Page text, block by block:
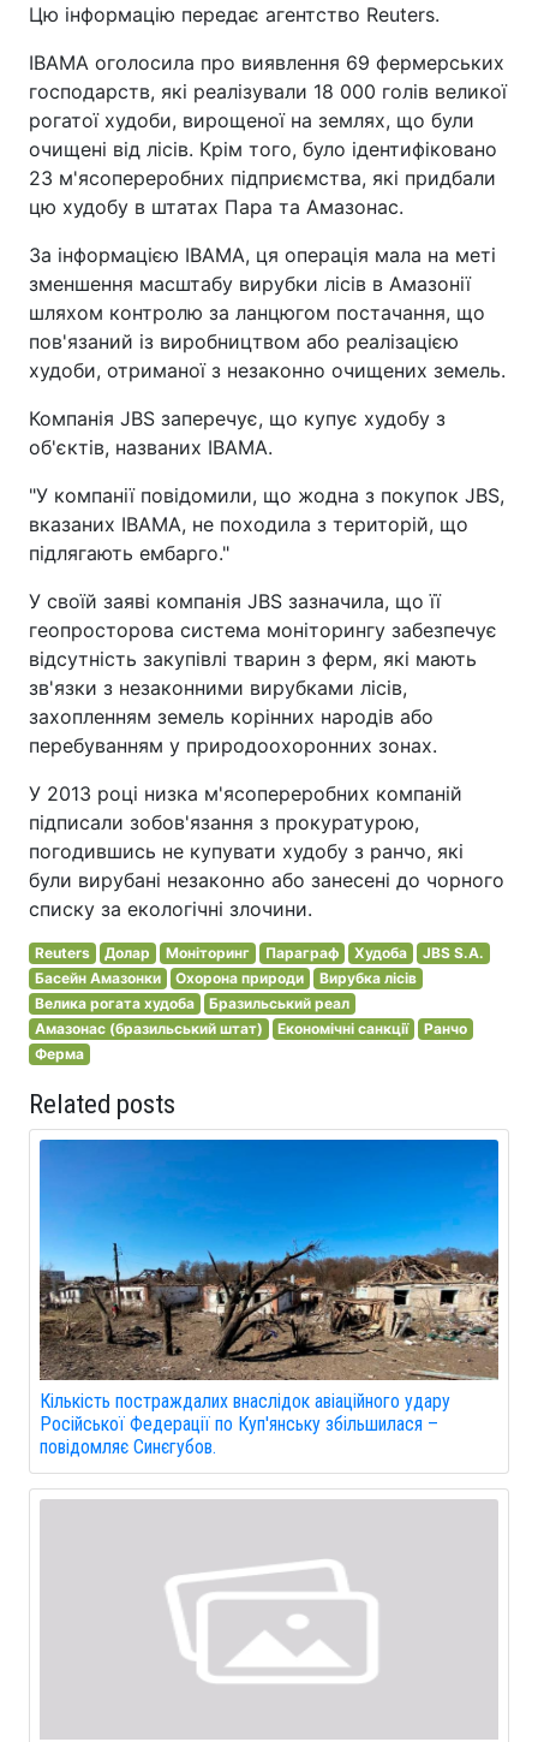
Цю інформацію передає агентство Reuters.
IBAMA оголосила про виявлення 69 фермерських
господарств, які реалізували 18 000 голів великої
рогатої худоби, вирощеної на землях, що були
очищені від лісів. Крім того, було ідентифіковано
23 м'ясопереробних підприємства, які придбали
цю худобу в штатах Пара та Амазонас.
За інформацією IBAMA, ця операція мала на меті
зменшення масштабу вирубки лісів в Амазонії
шляхом контролю за ланцюгом постачання, що
пов'язаний із виробництвом або реалізацією
худоби, отриманої з незаконно очищених земель.
Компанія JBS заперечує, що купує худобу з
об'єктів, названих IBAMA.
"У компанії повідомили, що жодна з покупок JBS,
вказаних IBAMA, не походила з територій, що
підлягають ембарго."
У своїй заяві компанія JBS зазначила, що її
геопросторова система моніторингу забезпечує
відсутність закупівлі тварин з ферм, які мають
зв'язки з незаконними вирубками лісів,
захопленням земель корінних народів або
перебуванням у природоохоронних зонах.
У 2013 році низка м'ясопереробних компаній
підписали зобов'язання з прокуратурою,
погодившись не купувати худобу з ранчо, які
були вирубані незаконно або занесені до чорного
списку за екологічні злочини.
Reuters Долар Моніторинг Параграф Худоба
JBS S.A.
Басейн Амазонки
Охорона природи
Вирубка лісів
Велика рогата худоба
Бразильський реал
Амазонас (бразильський штат)
Економічні санкції
Ранчо
Ферма
Related posts
Кількість постраждалих внаслідок авіаційного удару
Російської Федерації по Куп'янську збільшилася –
повідомляє Синєгубов.